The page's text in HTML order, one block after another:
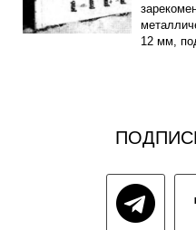
12 мм,